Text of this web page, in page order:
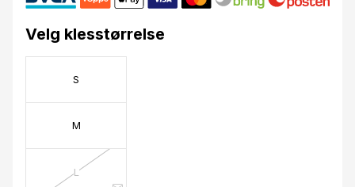
Velg klesstørrelse
S
M
L